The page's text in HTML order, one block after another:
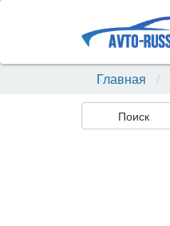
Главная
Поиск